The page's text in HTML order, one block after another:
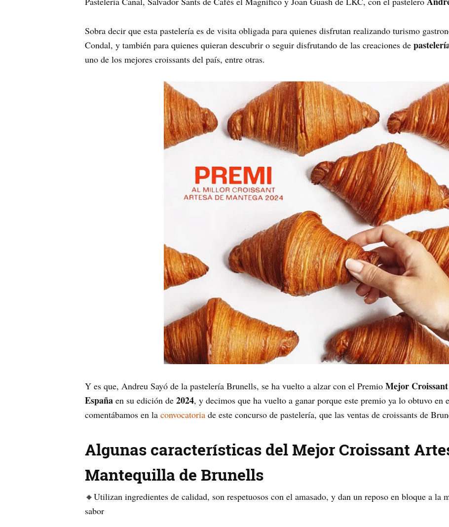
Sobra decir que esta pastelería es de visita obligada para quienes disfrutan realizando turismo
Condal, y también para quienes quieran descubrir o seguir disfrutando de las creaciones de
uno de los mejores croissants del país, entre otras.
Y es que, Andreu Sayó de la pastelería Brunells, se ha vuelto a alzar con el Premio Mejor
España en su edición de 2024, y decimos que ha vuelto a ganar porque este premio ya lo obtuvo en
comentábamos en la convocatoria de este concurso de pastelería, que las ventas de croissants de
Algunas características del Mejor Croissant
Mantequilla de Brunells
🔸Utilizan ingredientes de calidad, son respetuosos con el amasado, y dan un reposo en bloque a la
sabor